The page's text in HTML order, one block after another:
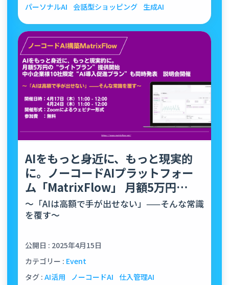
パーソナルAI
会話型ショッピング 生成AI
AIをもっと身近に、もっと現実的
に。ノーコードAIプラットフォー
ム「MatrixFlow」 月額5万円
の“ライトプラン”…
～「AIは高額で手が出せない」——そんな常識
を覆す～
公開日 : 2025年4月15日
カテゴリー : Event
タグ : AI活用 ノーコードAI
仕入管理AI